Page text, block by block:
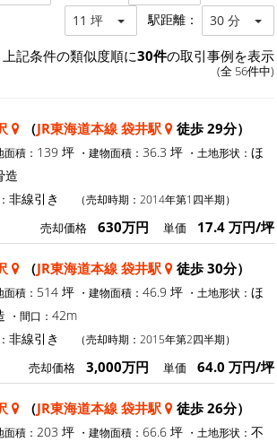
11 坪 駅距離： 30 分
上記条件の類似度順に30件の取引事例を表示
(全 56件中)
（JR東海道本線 袋井駅 徒歩 29分）
面積： 139 坪 ・建物面積： 36.3 坪 ・土地形状： ほ
造
非線引き （売却時期：2014年第1四半期）
売却価格 630万円 単価 17.4 万円/坪
（JR東海道本線 袋井駅 徒歩 30分）
面積： 514 坪 ・建物面積： 46.9 坪 ・土地形状： ほ
・間口： 42m
非線引き （売却時期：2015年第2四半期）
売却価格 3,000万円 単価 64.0 万円/坪
（JR東海道本線 袋井駅 徒歩 26分）
面積： 203 坪 ・建物面積： 66.6 坪 ・土地形状： 不